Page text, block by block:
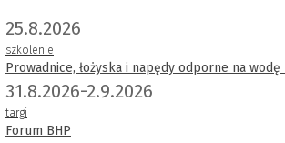
25.8.2026
szkolenie
Prowadnice, łożyska i napędy odporne na
31.8.2026-2.9.2026
targi
Forum BHP